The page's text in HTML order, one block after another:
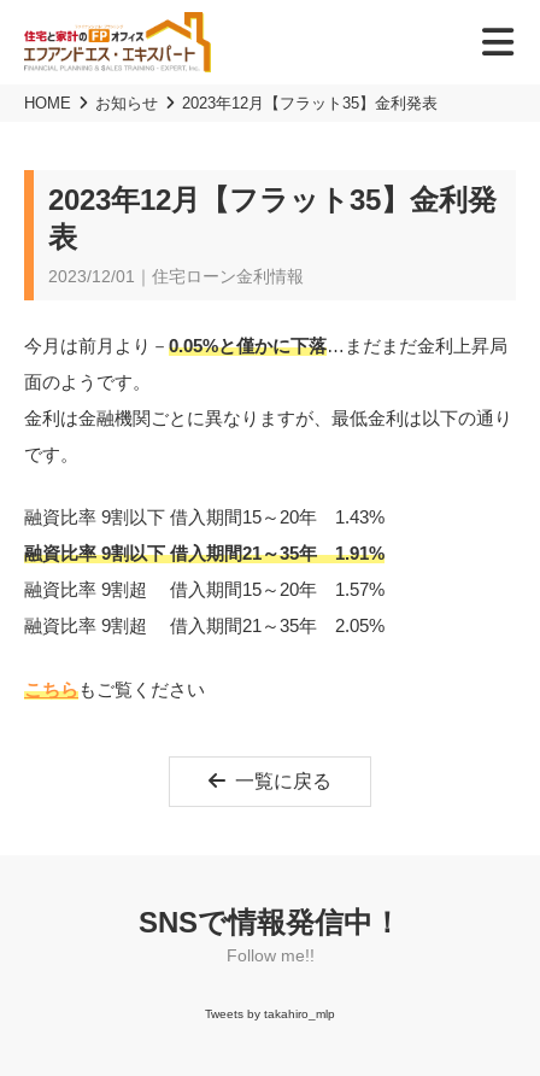
HOME お知らせ 2023年12月【フラット35】金利発表
2023年12月【フラット35】金利発
表
2023/12/01｜住宅ローン金利情報
今月は前月より－ 0.05%と僅かに下落…まだまだ金利上昇局
面のようです。
金利は金融機関ごとに異なりますが、最低金利は以下の通り
です。
融資比率 9割以下 借入期間15～20年 1.43%
融資比率 9割以下 借入期間21～35年 1.91%
融資比率 9割超 借入期間15～20年 1.57%
融資比率 9割超 借入期間21～35年 2.05%
こちらもご覧ください
一覧に戻る
SNSで情報発信中！
Follow me!!
Tweets by takahiro_mlp